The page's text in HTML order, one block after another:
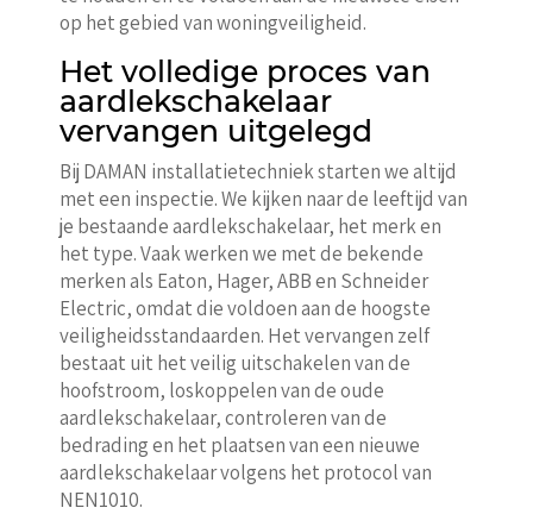
op het gebied van woningveiligheid.
Het volledige proces van
aardlekschakelaar
vervangen uitgelegd
Bij DAMAN installatietechniek starten we altijd
met een inspectie. We kijken naar de leeftijd van
je bestaande aardlekschakelaar, het merk en
het type. Vaak werken we met de bekende
merken als Eaton, Hager, ABB en Schneider
Electric, omdat die voldoen aan de hoogste
veiligheidsstandaarden. Het vervangen zelf
bestaat uit het veilig uitschakelen van de
hoofstroom, loskoppelen van de oude
aardlekschakelaar, controleren van de
bedrading en het plaatsen van een nieuwe
aardlekschakelaar volgens het protocol van
NEN1010.